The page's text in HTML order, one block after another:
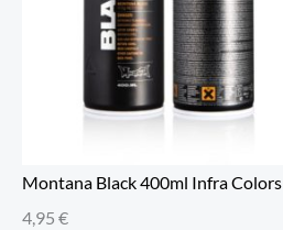
Montana Black 400ml Infra Colors
4,95 €